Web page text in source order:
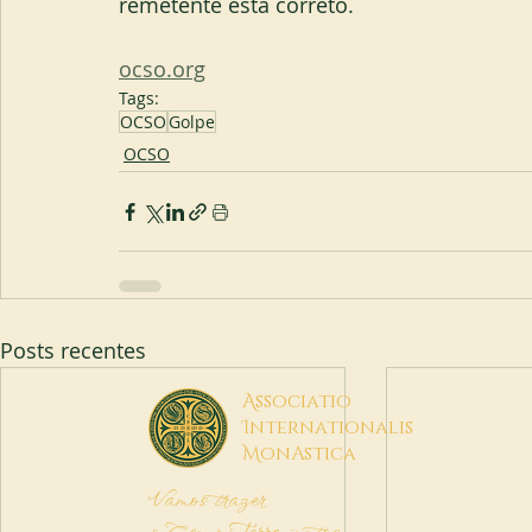
ocso.org
Tags:
OCSOGolpe
OCSO
Posts recentes
Associatio
Internationalis
MonAstica
Vamos trazer